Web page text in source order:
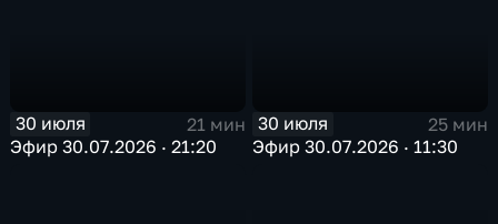
30 июля
21 мин
Эфир 30.07.2026 · 21:20
30 июля
25 мин
Эфир 30.07.2026 · 11:30